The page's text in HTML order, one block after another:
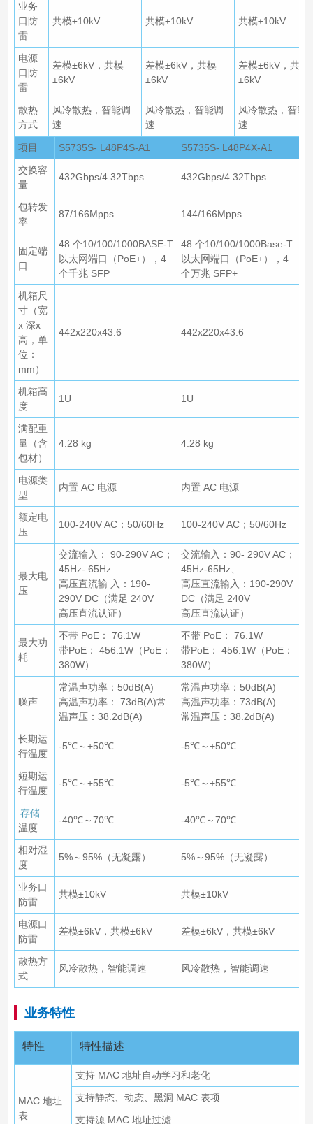
业务
口防
雷
共模±10kV 共模±10kV 共模±10kV
电源
口防
雷
差模±6kV，共模
±6kV
差模±6kV，共模
±6kV
差模±6kV，共模
±6kV
散热
方式
风冷散热，智能调
速
风冷散热，智能调
速
风冷散热，智能
速
项目 S5735S- L48P4S-A1
S5735S- L48P4X-A1
交换容
量
432Gbps/4.32Tbps 432Gbps/4.32Tbps
包转发
率
87/166Mpps 144/166Mpps
固定端
口
48 个10/100/1000BASE-T
以太网端口（PoE+），4
个千兆 SFP
48 个10/100/1000Base-T
以太网端口（PoE+），4
个万兆 SFP+
机箱尺
寸（宽
x 深x
高，单
位：
mm）
442x220x43.6 442x220x43.6
机箱高
度
1U 1U
满配重
量（含
包材）
4.28 kg 4.28 kg
电源类
型
内置 AC 电源 内置 AC 电源
额定电
压
100-240V AC；50/60Hz 100-240V AC；50/60Hz
最大电
压
交流输入： 90-290V AC；
45Hz- 65Hz
高压直流输 入：190-
290V DC（满足 240V
高压直流认证）
交流输入：90- 290V AC；
45Hz-65Hz、
高压直流输入：190-290V
DC（满足 240V
高压直流认证）
最大功
耗
不带 PoE： 76.1W
带PoE： 456.1W（PoE：
380W）
不带 PoE： 76.1W
带PoE： 456.1W（PoE：
380W）
噪声
常温声功率：50dB(A)
高温声功率： 73dB(A)常
温声压：38.2dB(A)
常温声功率：50dB(A)
高温声功率：73dB(A)
常温声压：38.2dB(A)
长期运
行温度
-5℃～+50℃ -5℃～+50℃
短期运
行温度
-5℃～+55℃ -5℃～+55℃
存储
温度
-40℃～70℃ -40℃～70℃
相对湿
度
5%～95%（无凝露） 5%～95%（无凝露）
业务口
防雷
共模±10kV 共模±10kV
电源口
防雷
差模±6kV，共模±6kV 差模±6kV，共模±6kV
散热方
式
风冷散热，智能调速 风冷散热，智能调速
业务特性
特性 特性描述
MAC 地址
表
支持 MAC 地址自动学习和老化
支持静态、动态、黑洞 MAC 表项
支持源 MAC 地址过滤